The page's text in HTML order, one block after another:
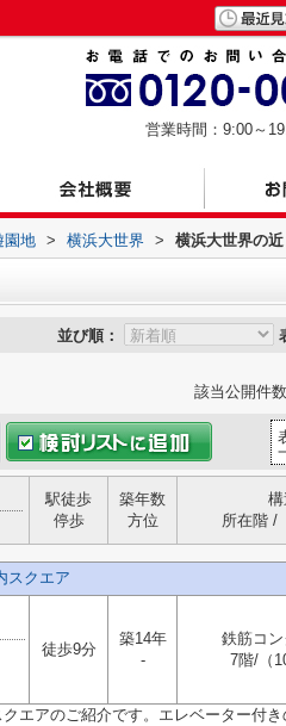
営業時間：9:00～
園地 > 横浜大世界 > 横浜大世界の
並び順：
該当公開件数
駅徒歩
停歩
築年数
方位
構
所在階 /
スクエア
徒歩9分
築14年
-
鉄筋コン
7階/（
エアのご紹介です。エレベーター付